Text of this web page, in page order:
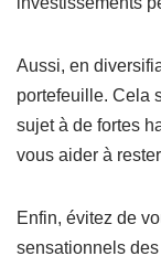
Aussi, en
portefeuille. Cela
sujet à de fortes
vous aider à
Enfin, évitez de
sensationnels